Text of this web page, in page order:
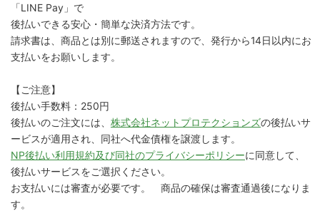
「LINE Pay」で
後払いできる安心・簡単な決済方法です。
請求書は、商品とは別に郵送されますので、発行から14日以内にお
支払いをお願いします。
【ご注意】
後払い手数料：250円
後払いのご注文には、 株式会社ネットプロテクションズの後払いサ
ービスが適用され、同社へ代金債権を譲渡します。
NP後払い利用規約及び同社のプライバシーポリシーに同意して、
後払いサービスをご選択ください。
お支払いには審査が必要です。 商品の確保は審査通過後になりま
す。